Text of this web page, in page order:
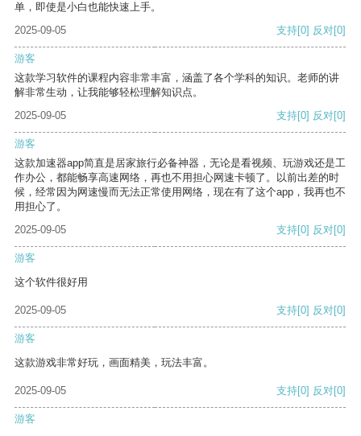
单，即使是小白也能快速上手。
2025-09-05
支持[0] 反对[0]
游客
这款学习软件的课程内容非常丰富，涵盖了各个学科的知识。老师的讲
解非常生动，让我能够轻松理解知识点。
2025-09-05
支持[0] 反对[0]
游客
这款加速器app简直是居家旅行必备神器，无论是看视频、玩游戏还是工
作办公，都能畅享高速网络，再也不用担心网速卡顿了。以前出差的时
候，经常因为网速慢而无法正常使用网络，现在有了这个app，我再也不
用担心了。
2025-09-05
支持[0] 反对[0]
游客
这个软件很好用
2025-09-05 支持[0] 反对[0]
游客
这款游戏非常好玩，画面精美，玩法丰富。
2025-09-05 支持[0] 反对[0]
游客